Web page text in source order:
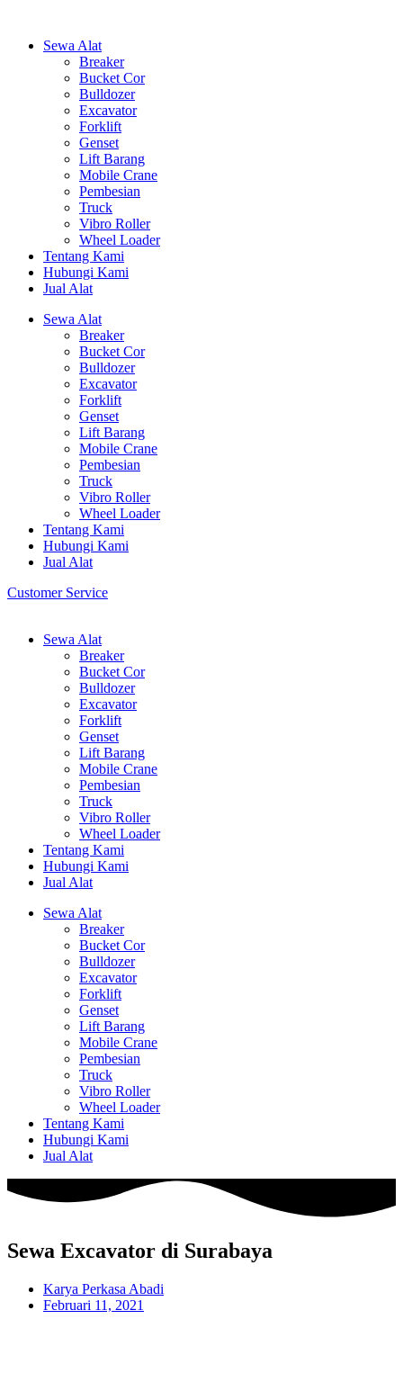
Sewa Alat
Breaker
Bucket Cor
Bulldozer
Excavator
Forklift
Genset
Lift Barang
Mobile Crane
Pembesian
Truck
Vibro Roller
Wheel Loader
Tentang Kami
Hubungi Kami
Jual Alat
Sewa Alat
Breaker
Bucket Cor
Bulldozer
Excavator
Forklift
Genset
Lift Barang
Mobile Crane
Pembesian
Truck
Vibro Roller
Wheel Loader
Tentang Kami
Hubungi Kami
Jual Alat
Customer Service
Sewa Alat
Breaker
Bucket Cor
Bulldozer
Excavator
Forklift
Genset
Lift Barang
Mobile Crane
Pembesian
Truck
Vibro Roller
Wheel Loader
Tentang Kami
Hubungi Kami
Jual Alat
Sewa Alat
Breaker
Bucket Cor
Bulldozer
Excavator
Forklift
Genset
Lift Barang
Mobile Crane
Pembesian
Truck
Vibro Roller
Wheel Loader
Tentang Kami
Hubungi Kami
Jual Alat
Sewa Excavator di Surabaya
Karya Perkasa Abadi
Februari 11, 2021